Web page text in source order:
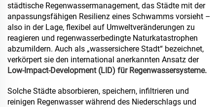
städtische Regenwassermanagement, das Städte mit der
anpassungsfähigen Resilienz eines Schwamms vorsieht –
also in der Lage, flexibel auf Umweltveränderungen zu
reagieren und regenwasserbedingte Naturkatastrophen
abzumildern. Auch als „wassersichere Stadt“ bezeichnet,
verkörpert sie den international anerkannten Ansatz der
Low-Impact-Development (LID) für Regenwassersysteme.
Solche Städte absorbieren, speichern, infiltrieren und
reinigen Regenwasser während des Niederschlags und